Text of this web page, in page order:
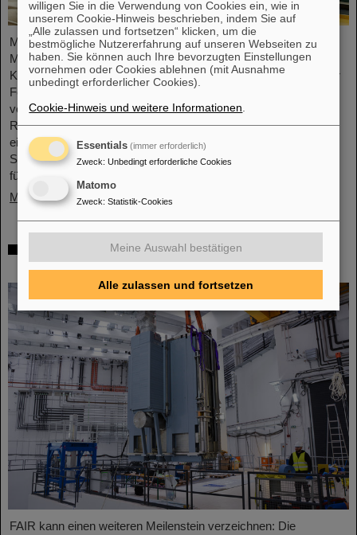
Mikrosysteme sind unverzichtbare Sensor-Komponenten in der
Medizin- und Mobilitätstechnik, Cybersicherheit und
Kommunikationstechnologie sowie bei der Steuerung vernetzter
Fertigungsprozesse. Aber auch für die Energiewende sind sie
von wachsender Bedeutung. Forschende der Hochschule
RheinMain (HSRM) entwickeln am Campus Rüsselsheim nun
eine Plattform zur Mikro-Nano-Integration von neuartigen
Sensorelementen. Gemeinsam mit dem GSI Helmholtzzentrum
für Schwerionenforschung in Darmstadt und der…
Mehr »
Millimeterarbeit im Tunnel – Targetkammer
des Super-FRS installiert
FAIR kann einen weiteren Meilenstein verzeichnen: Die
willigen Sie in die Verwendung von Cookies ein, wie in
unserem Cookie-Hinweis beschrieben, indem Sie auf
„Alle zulassen und fortsetzen“ klicken, um die
bestmögliche Nutzererfahrung auf unseren Webseiten zu
haben. Sie können auch Ihre bevorzugten Einstellungen
vornehmen oder Cookies ablehnen (mit Ausnahme
unbedingt erforderlicher Cookies).
Cookie-Hinweis und weitere Informationen
Essentials (immer erforderlich)
Zweck: Unbedingt erforderliche Cookies
Matomo
Zweck: Statistik-Cookies
Meine Auswahl bestätigen
Alle zulassen und fortsetzen